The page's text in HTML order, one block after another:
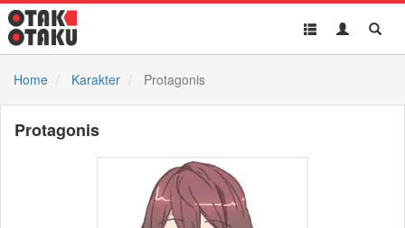
Toggle
Toggle
Home
Karakter Protagonis
Protagonis